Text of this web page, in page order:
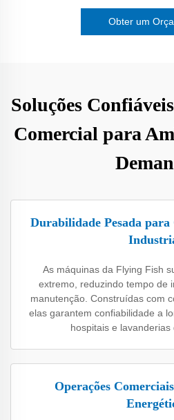
Obter um
Soluções
Comercial para
Durabilidade Pesada
As máquinas da Flying Fish
extremo, reduzindo tempo de
manutenção. Construídas com
elas garantem confiabilidade a
hospitais e lavanderias
Operações